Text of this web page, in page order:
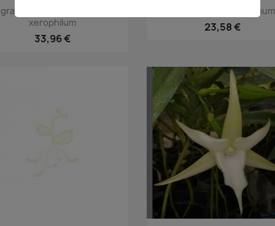

eburneum subsp.
xerophilum
33,96 €
Aperçu rapide
Angraecum eichlerianum
23,58 €